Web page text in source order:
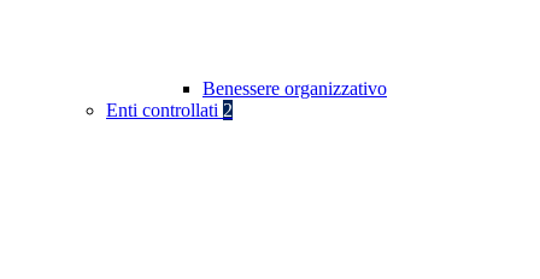
Benessere organizzativo
Enti controllati 2